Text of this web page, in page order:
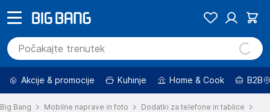
Akcije & promocije Kuhinje Home & Cook B2B
Big Bang Mobilne naprave in foto
Dodatki za telefone in tablice